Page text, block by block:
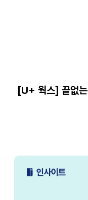
[U+ 웍스] 끝없는